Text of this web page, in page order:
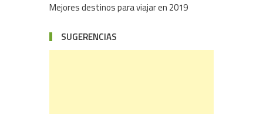
Mejores destinos para viajar en 2019
SUGERENCIAS